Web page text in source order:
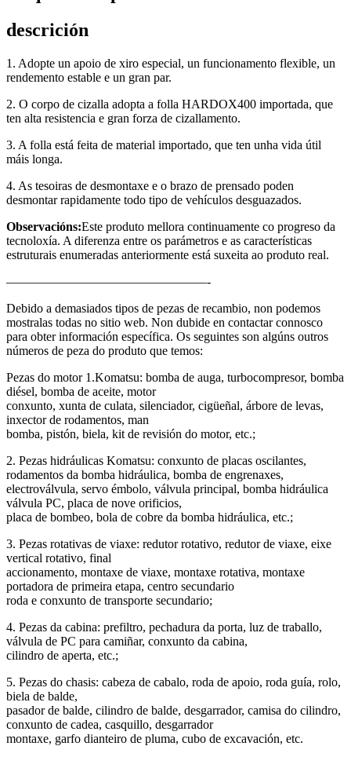
descrición
1. Adopte un apoio de xiro especial, un funcionamento flexible, un
rendemento estable e un gran par.
2. O corpo de cizalla adopta a folla HARDOX400 importada, que
ten alta resistencia e gran forza de cizallamento.
3. A folla está feita de material importado, que ten unha vida útil
máis longa.
4. As tesoiras de desmontaxe e o brazo de prensado poden
desmontar rapidamente todo tipo de vehículos desguazados.
Observacións:Este produto mellora continuamente co progreso da
tecnoloxía. A diferenza entre os parámetros e as características
estruturais enumeradas anteriormente está suxeita ao produto real.
————————————————-
Debido a demasiados tipos de pezas de recambio, non podemos
mostralas todas no sitio web. Non dubide en contactar connosco
para obter información específica. Os seguintes son algúns outros
números de peza do produto que temos:
Pezas do motor 1.Komatsu: bomba de auga, turbocompresor, bomba
diésel, bomba de aceite, motor
conxunto, xunta de culata, silenciador, cigüeñal, árbore de levas,
inxector de rodamentos, man
bomba, pistón, biela, kit de revisión do motor, etc.;
2. Pezas hidráulicas Komatsu: conxunto de placas oscilantes,
rodamentos da bomba hidráulica, bomba de engrenaxes,
electroválvula, servo émbolo, válvula principal, bomba hidráulica
válvula PC, placa de nove orificios,
placa de bombeo, bola de cobre da bomba hidráulica, etc.;
3. Pezas rotativas de viaxe: redutor rotativo, redutor de viaxe, eixe
vertical rotativo, final
accionamento, montaxe de viaxe, montaxe rotativa, montaxe
portadora de primeira etapa, centro secundario
roda e conxunto de transporte secundario;
4. Pezas da cabina: prefiltro, pechadura da porta, luz de traballo,
válvula de PC para camiñar, conxunto da cabina,
cilindro de aperta, etc.;
5. Pezas do chasis: cabeza de cabalo, roda de apoio, roda guía, rolo,
biela de balde,
pasador de balde, cilindro de balde, desgarrador, camisa do cilindro,
conxunto de cadea, casquillo, desgarrador
montaxe, garfo dianteiro de pluma, cubo de excavación, etc.